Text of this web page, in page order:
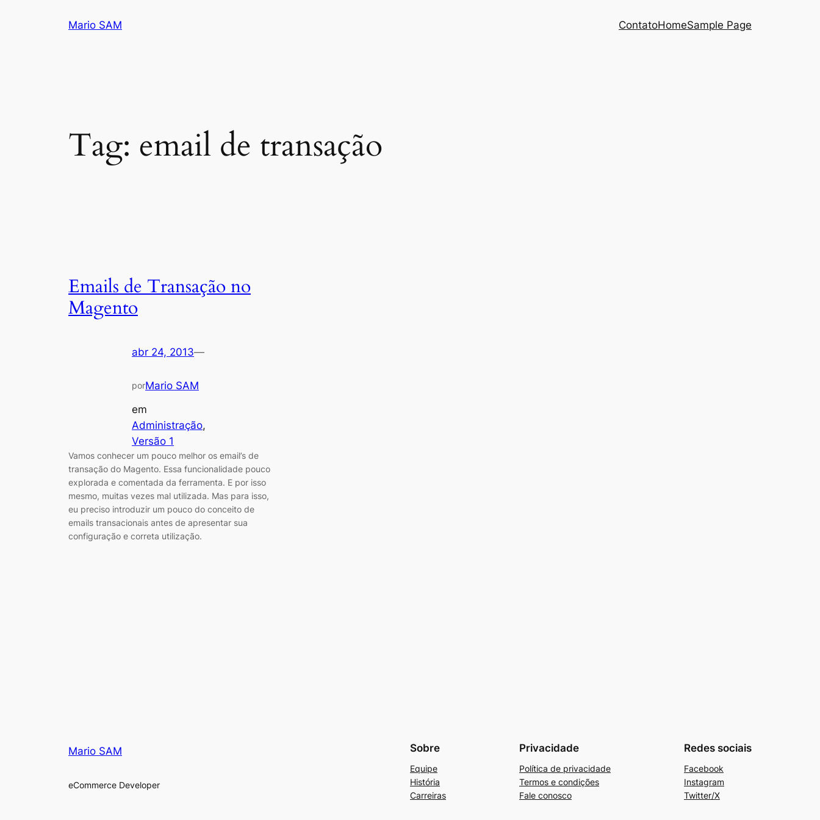
Mario SAM ContatoHomeSample Page
Tag: email de transação
Emails de Transação no
Magento
abr 24, 2013—
porMario SAM
em
Administração
Versão 1
Vamos conhecer um pouco melhor os email’s de
transação do Magento. Essa funcionalidade pouco
explorada e comentada da ferramenta. E por isso
mesmo, muitas vezes mal utilizada. Mas para isso,
eu preciso introduzir um pouco do conceito de
emails transacionais antes de apresentar sua
configuração e correta utilização.
Mario SAM
eCommerce Developer
Sobre
Equipe
História
Carreiras
Privacidade
Política de privacidade
Termos e condições
Fale conosco
Redes sociais
Facebook
Instagram
Twitter/X